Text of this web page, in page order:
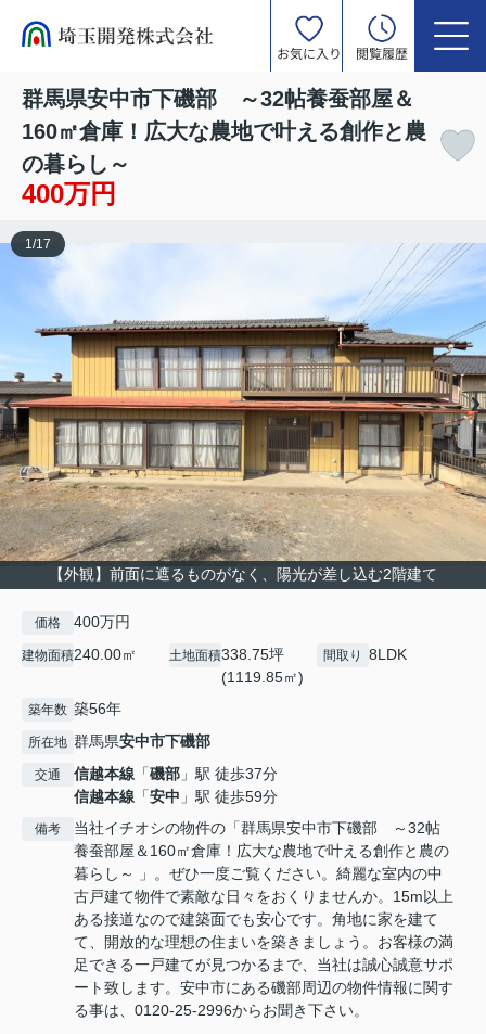
お気に入り 閲覧履歴
群馬県安中市下磯部 ～32帖養蚕部屋＆
160㎡倉庫！広大な農地で叶える創作と農
の暮らし～
400万円
【外観】前面に遮るものがなく、陽光が差し込む2階建て
1 /17
価格 400万円
建物面積240.00㎡ 土地面積338.75坪
(1119.85㎡)
間取り 8LDK
築年数 築56年
所在地 群馬県安中市下磯部
交通 信越本線 「磯部 」駅 徒歩37分
信越本線 「安中 」駅 徒歩59分
備考
当社イチオシの物件の「群馬県安中市下磯部 ～32帖
養蚕部屋＆160㎡倉庫！広大な農地で叶える創作と農の
暮らし～ 」。ぜひ一度ご覧ください。綺麗な室内の中
古戸建て物件で素敵な日々をおくりませんか。15m以上
ある接道なので建築面でも安心です。角地に家を建て
て、開放的な理想の住まいを築きましょう。お客様の満
足できる一戸建てが見つかるまで、当社は誠心誠意サポ
ート致します。安中市にある磯部周辺の物件情報に関す
る事は、0120-25-2996からお聞き下さい。